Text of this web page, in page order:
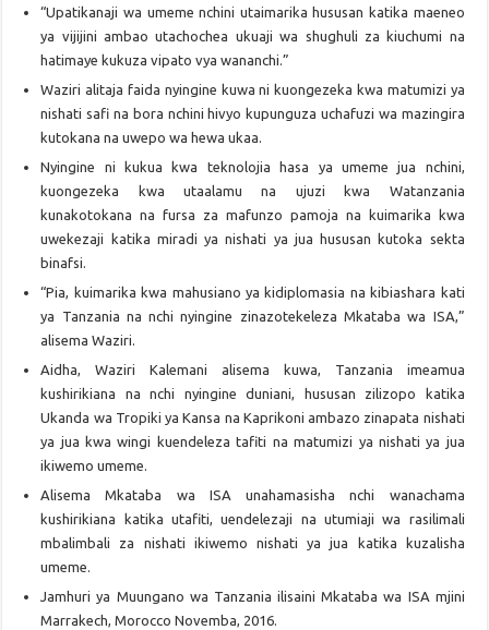
“Upatikanaji wa umeme nchini utaimarika hususan katika maeneo
ya vijijini ambao utachochea ukuaji wa shughuli za kiuchumi na
hatimaye kukuza vipato vya wananchi.”
Waziri alitaja faida nyingine kuwa ni kuongezeka kwa matumizi ya
nishati safi na bora nchini hivyo kupunguza uchafuzi wa mazingira
kutokana na uwepo wa hewa ukaa.
Nyingine ni kukua kwa teknolojia hasa ya umeme jua nchini,
kuongezeka kwa utaalamu na ujuzi kwa Watanzania
kunakotokana na fursa za mafunzo pamoja na kuimarika kwa
uwekezaji katika miradi ya nishati ya jua hususan kutoka sekta
binafsi.
“Pia, kuimarika kwa mahusiano ya kidiplomasia na kibiashara kati
ya Tanzania na nchi nyingine zinazotekeleza Mkataba wa ISA,”
alisema Waziri.
Aidha, Waziri Kalemani alisema kuwa, Tanzania imeamua
kushirikiana na nchi nyingine duniani, hususan zilizopo katika
Ukanda wa Tropiki ya Kansa na Kaprikoni ambazo zinapata nishati
ya jua kwa wingi kuendeleza tafiti na matumizi ya nishati ya jua
ikiwemo umeme.
Alisema Mkataba wa ISA unahamasisha nchi wanachama
kushirikiana katika utafiti, uendelezaji na utumiaji wa rasilimali
mbalimbali za nishati ikiwemo nishati ya jua katika kuzalisha
umeme.
Jamhuri ya Muungano wa Tanzania ilisaini Mkataba wa ISA mjini
Marrakech, Morocco Novemba, 2016.